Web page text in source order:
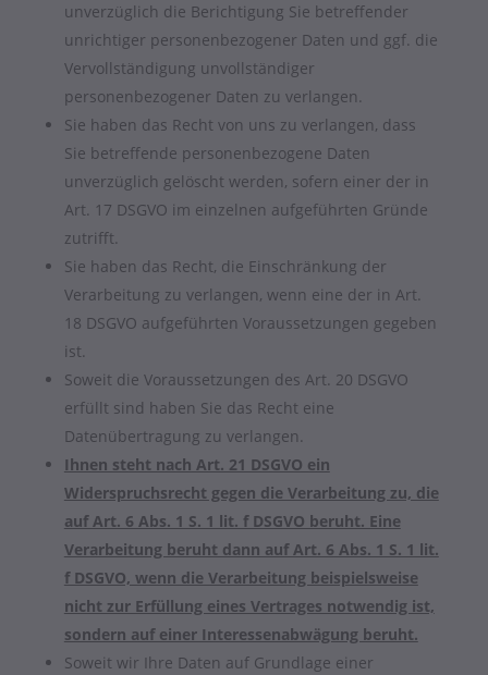
unverzüglich die Berichtigung Sie betreffender
unrichtiger personenbezogener Daten und ggf. die
Vervollständigung unvollständiger
personenbezogener Daten zu verlangen.
Sie haben das Recht von uns zu verlangen, dass
Sie betreffende personenbezogene Daten
unverzüglich gelöscht werden, sofern einer der in
Art. 17 DSGVO im einzelnen aufgeführten Gründe
zutrifft.
Sie haben das Recht, die Einschränkung der
Verarbeitung zu verlangen, wenn eine der in Art.
18 DSGVO aufgeführten Voraussetzungen gegeben
ist.
Soweit die Voraussetzungen des Art. 20 DSGVO
erfüllt sind haben Sie das Recht eine
Datenübertragung zu verlangen.
Ihnen steht nach Art. 21 DSGVO ein
Widerspruchsrecht gegen die Verarbeitung zu, die
auf Art. 6 Abs. 1 S. 1 lit. f DSGVO beruht. Eine
Verarbeitung beruht dann auf Art. 6 Abs. 1 S. 1 lit.
f DSGVO, wenn die Verarbeitung beispielsweise
nicht zur Erfüllung eines Vertrages notwendig ist,
sondern auf einer Interessenabwägung beruht.
Soweit wir Ihre Daten auf Grundlage einer